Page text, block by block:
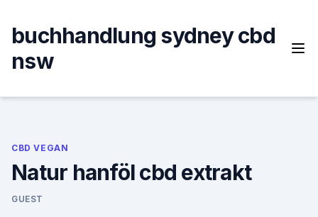
content
buchhandlung sydney cbd
nsw
CBD VEGAN
Natur hanföl cbd extrakt
GUEST